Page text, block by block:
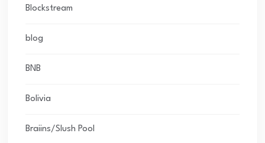
Blockstream
blog
BNB
Bolivia
Braiins/Slush Pool